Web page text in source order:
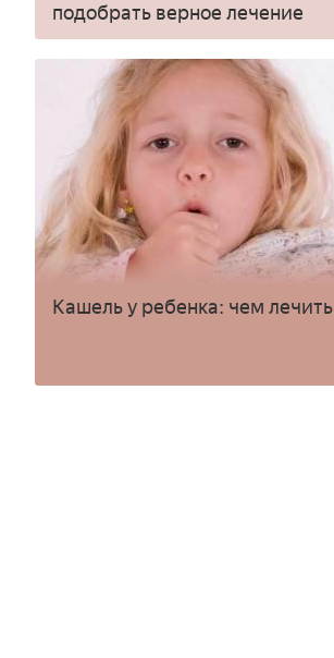
подобрать верное лечение
Кашель у ребенка: чем лечить